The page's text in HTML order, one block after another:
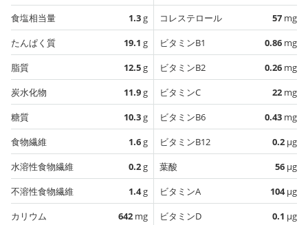
食塩相当量
1.3g
たんぱく質
19.1 g
脂質
12.5g
炭水化物
11.9g
糖質
10.3g
食物繊維
1.6g
水溶性食物繊維
0.2g
不溶性食物繊維
1.4g
カリウム
642 mg
コレステロール
57 mg
ビタミンB1
0.86 mg
ビタミンB2
0.26 mg
ビタミンC
22 mg
ビタミンB6
0.43 mg
ビタミンB12
0.2 µg
葉酸
56 µg
ビタミンA
104µg
ビタミンD
0.1 µg